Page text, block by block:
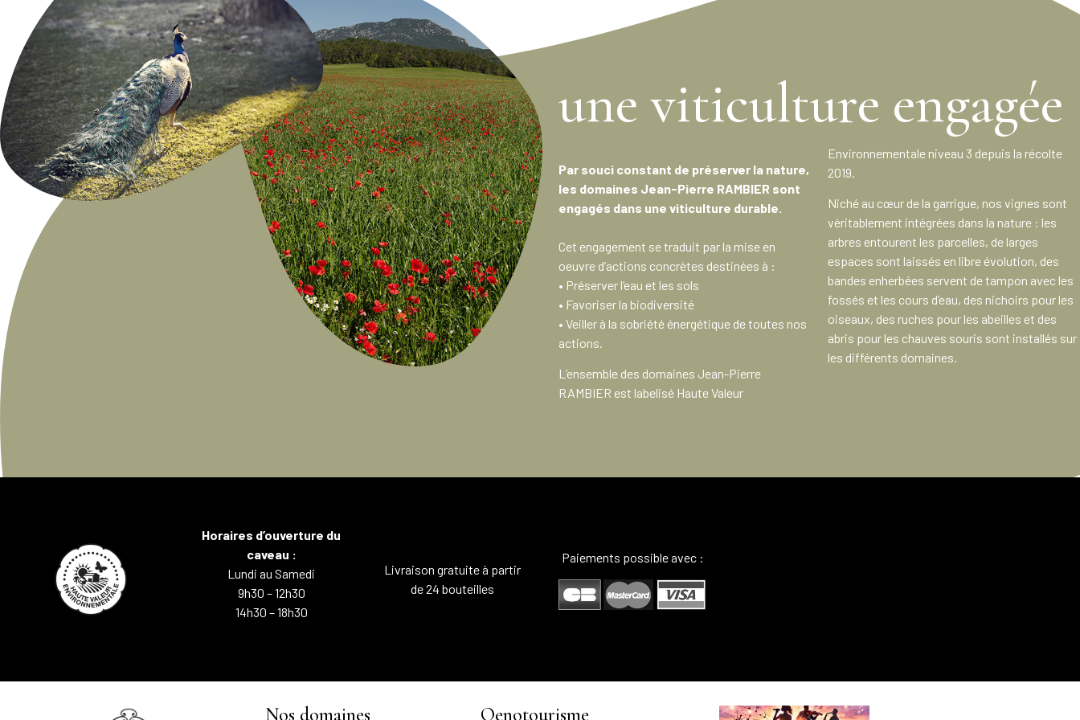
une viticulture engagée
Par souci constant de préserver la nature,
les domaines Jean-Pierre RAMBIER sont
engagés dans une viticulture durable.
Cet engagement se traduit par la mise en
oeuvre d’actions concrètes destinées à :
• Préserver l’eau et les sols
• Favoriser la biodiversité
• Veiller à la sobriété énergétique de toutes nos
actions.
L’ensemble des domaines Jean-Pierre
RAMBIER est labelisé Haute Valeur
Environnementale niveau 3 depuis la récolte
2019.
Niché au cœur de la garrigue, nos vignes sont
véritablement intégrées dans la nature : les
arbres entourent les parcelles, de larges
espaces sont laissés en libre évolution, des
bandes enherbées servent de tampon avec les
fossés et les cours d’eau, des nichoirs pour les
oiseaux, des ruches pour les abeilles et des
abris pour les chauves souris sont installés sur
les différents domaines.
Horaires d’ouverture du
caveau :
Lundi au Samedi
9h30 – 12h30
14h30 – 18h30
Livraison gratuite à partir
de 24 bouteilles
Paiements possible avec :
Nos domaines Oenotourisme